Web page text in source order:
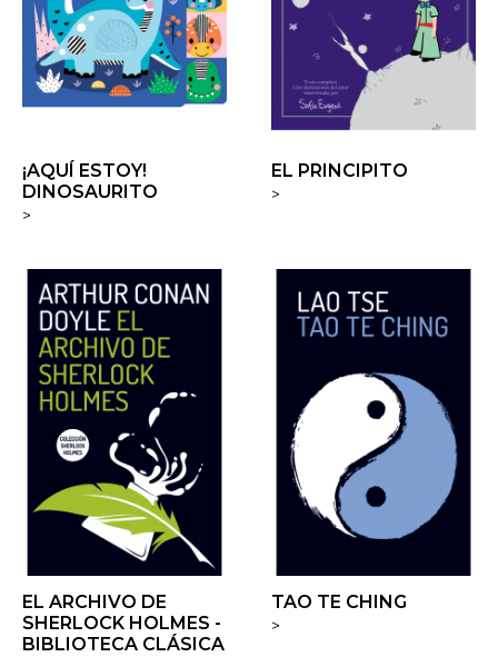
¡AQUÍ ESTOY!
DINOSAURITO
>
EL PRINCIPITO
>
EL ARCHIVO DE
SHERLOCK HOLMES -
BIBLIOTECA CLÁSICA
TAO TE CHING
>